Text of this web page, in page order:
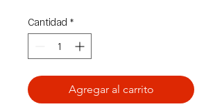
Cantidad *
Agregar al carrito